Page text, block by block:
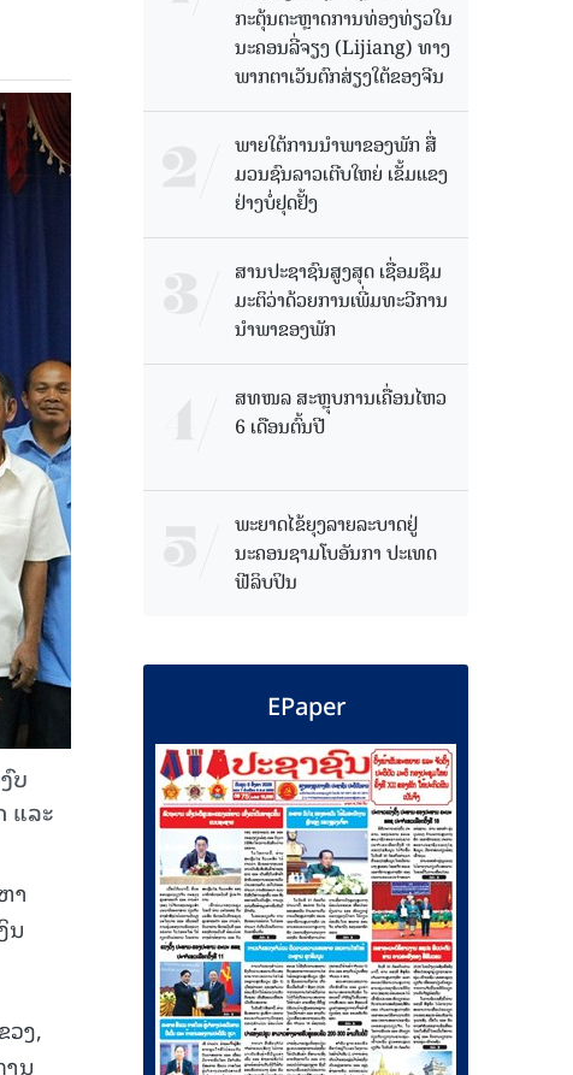
ບ
ແລະ
າ
ນ
ງ,
ນ
ກະຕຸ້ນຕະຫຼາດການທ່ອງທ່ຽວໃນ
ນະຄອນລີ່ຈຽງ (Lijiang) ທາງ
ພາກຕາເວັນຕົກສ່ຽງໃຕ້ຂອງຈີນ
ພາຍໃຕ້ການນໍາພາຂອງພັກ ສື່
ມວນຊົນລາວເຕີບໃຫຍ່ ເຂັ້ມແຂງ
ຢ່າງບໍ່ຢຸດຢັ້ງ
ສານປະຊາຊົນສູງສຸດ ເຊື່ອມຊຶມ
ມະຕິວ່າດ້ວຍການເພີ່ມທະວີການ
ນຳພາຂອງພັກ
ສທໜລ ສະຫຼຸບການເຄື່ອນໄຫວ
6 ເດືອນຕົ້ນປີ
ພະຍາດໄຂ້ຍຸງລາຍລະບາດຢູ່
ນະຄອນຊາມໂບ​ອັນກາ ປະເທດ
ຟີລິບປິນ
EPaper